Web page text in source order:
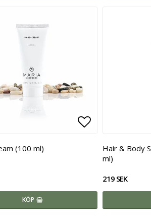
Lägg till i
(100 ml)
KÖP
Hair & Body
ml)
219 SEK